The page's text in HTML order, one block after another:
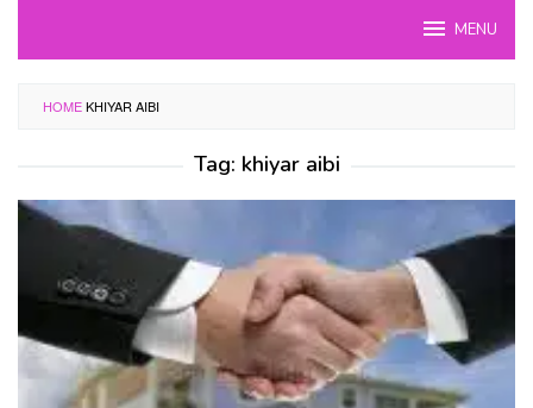
MENU
HOMEKHIYAR AIBI
Tag: khiyar aibi